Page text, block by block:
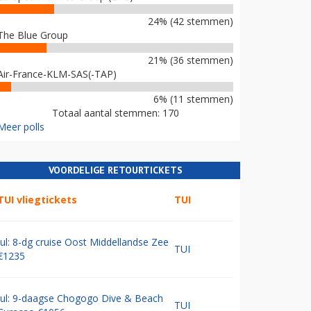
24% (42 stemmen)
Blue Group
21% (36 stemmen)
France-KLM-SAS(-TAP)
6% (11 stemmen)
Totaal aantal stemmen: 170
polls
VOORDELIGE RETOURTICKETS
vliegtickets TUI
8-dg cruise Oost Middellandse Zee
TUI
9-daagse Chogogo Dive & Beach
TUI